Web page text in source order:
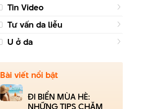
Tin Video
Tư vấn da liễu
U ở da
Bài viết nổi bật
ĐI BIỂN MÙA HÈ:
NHỮNG TIPS CHĂM